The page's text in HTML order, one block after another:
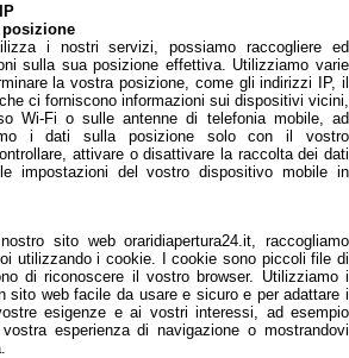
i nostri servizi, possiamo raccogliere ed
sulla sua posizione effettiva. Utilizziamo varie
la vostra posizione, come gli indirizzi IP, il
ci forniscono informazioni sui dispositivi vicini,
Wi-Fi o sulle antenne di telefonia mobile, ad
i dati sulla posizione solo con il vostro
attivare o disattivare la raccolta dei dati
impostazioni del vostro dispositivo mobile in
sito web oraridiapertura24.it, raccogliamo
utilizzando i cookie. I cookie sono piccoli file di
di riconoscere il vostro browser. Utilizziamo i
sito web facile da usare e sicuro e per adattare i
esigenze e ai vostri interessi, ad esempio
esperienza di navigazione o mostrandovi